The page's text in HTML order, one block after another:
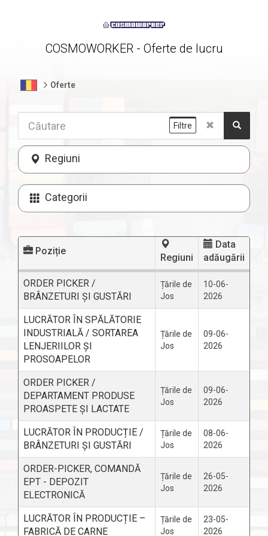
COSMOWORKER - Oferte de lucru
Oferte
Regiuni
Categorii
Filtre
Poziție
Regiuni
Data
adăugării
ORDER PICKER /
BRÂNZETURI ȘI GUSTĂRI
Țările de
Jos
10-06-
2026
LUCRĂTOR ÎN SPĂLĂTORIE
INDUSTRIALĂ / SORTAREA
LENJERIILOR ȘI
PROSOAPELOR
Țările de
Jos
09-06-
2026
ORDER PICKER /
DEPARTAMENT PRODUSE
PROASPETE ȘI LACTATE
Țările de
Jos
09-06-
2026
LUCRĂTOR ÎN PRODUCȚIE /
BRÂNZETURI ȘI GUSTĂRI
Țările de
Jos
08-06-
2026
ORDER-PICKER, COMANDĂ
EPT - DEPOZIT
ELECTRONICĂ
Țările de
Jos
26-05-
2026
LUCRĂTOR ÎN PRODUCȚIE –
FABRICĂ DE CARNE
Țările de
Jos
23-05-
2026